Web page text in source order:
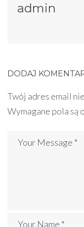
admin
DODAJ
Twój adres email
Wymagane pola są